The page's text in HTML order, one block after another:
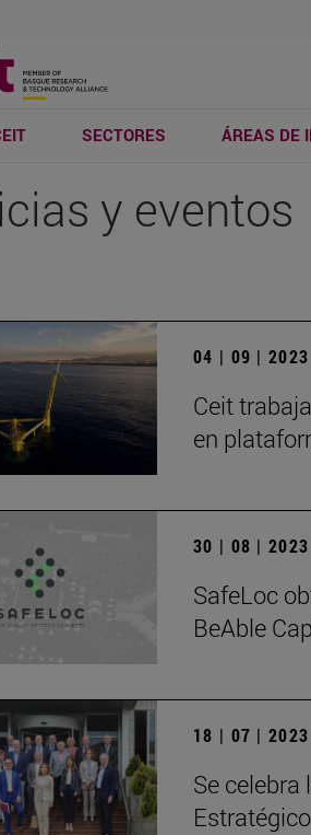
SECTORES ÁREAS DE
y eventos
04 | 09 | 2023
Ceit
en
30 | 08 | 2023
SafeLoc
BeAble
18 | 07 | 2023
Se celebra